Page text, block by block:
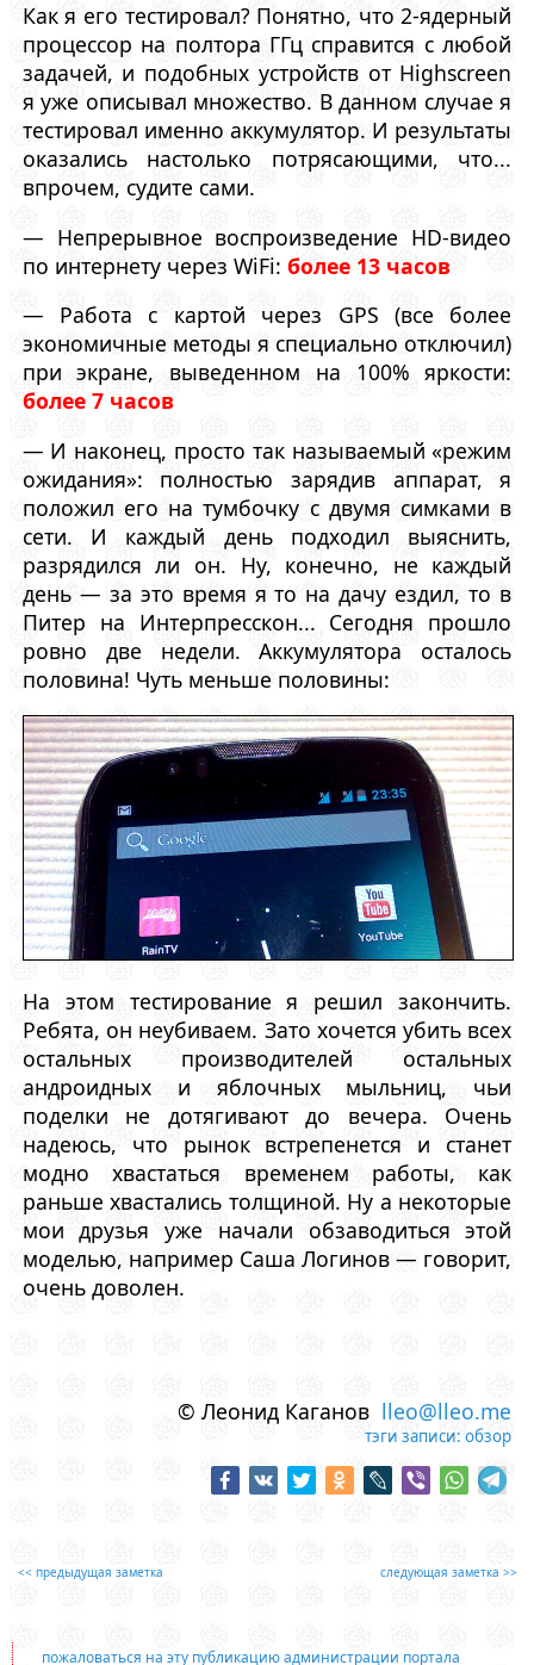
Как я его тестировал? Понятно, что 2-ядерный
процессор на полтора ГГц справится с любой
задачей, и подобных устройств от Highscreen
я уже описывал множество. В данном случае я
тестировал именно аккумулятор. И результаты
оказались настолько потрясающими, что...
впрочем, судите сами.
— Непрерывное воспроизведение HD-видео
по интернету через WiFi: более 13 часов
— Работа с картой через GPS (все более
экономичные методы я специально отключил)
при экране, выведенном на 100% яркости:
более 7 часов
— И наконец, просто так называемый «режим
ожидания»: полностью зарядив аппарат, я
положил его на тумбочку с двумя симками в
сети. И каждый день подходил выяснить,
разрядился ли он. Ну, конечно, не каждый
день — за это время я то на дачу ездил, то в
Питер на Интерпресскон... Сегодня прошло
ровно две недели. Аккумулятора осталось
половина! Чуть меньше половины:
На этом тестирование я решил закончить.
Ребята, он неубиваем. Зато хочется убить всех
остальных производителей остальных
андроидных и яблочных мыльниц, чьи
поделки не дотягивают до вечера. Очень
надеюсь, что рынок встрепенется и станет
модно хвастаться временем работы, как
раньше хвастались толщиной. Ну а некоторые
мои друзья уже начали обзаводиться этой
моделью, например Саша Логинов — говорит,
очень доволен.
© Леонид Каганов lleo@lleo.me
тэги записи: обзор
<< предыдущая заметка следующая заметка >>
пожаловаться на эту публикацию администрации портала